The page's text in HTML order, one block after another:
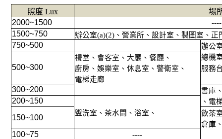
照度 Lux
場
2000~1500
----
1500~750 辦公室(a)(2)、營業所、設計室、製圖室、正
750~500 辦公
500~300
禮堂、會客室、大廳、餐廳、
總機
廚房、娛樂室、休息室、警衛室、
服務
電梯走廊
300~200 書庫
200~150
盥洗室、茶水間、浴室、
、電
150~100
飲茶
倉庫
100~75 ----